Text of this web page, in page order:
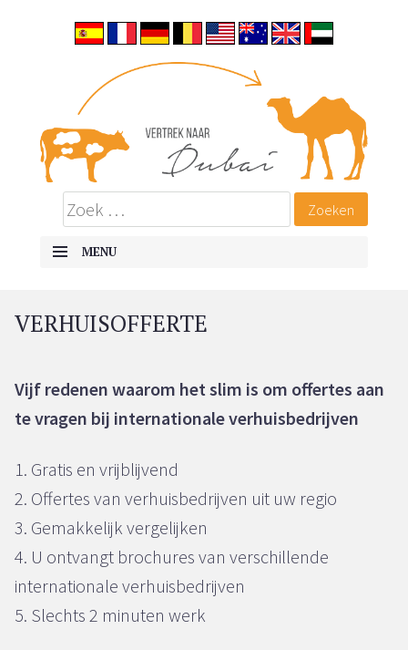
Vertrek naar Dubai
ALLES OVER EMIGREREN NAAR DUBAI
MENU
VERHUISOFFERTE
Vijf redenen waarom het slim is om offertes aan
te vragen bij internationale verhuisbedrijven
1. Gratis en vrijblijvend
2. Offertes van verhuisbedrijven uit uw regio
3. Gemakkelijk vergelijken
4. U ontvangt brochures van verschillende
internationale verhuisbedrijven
5. Slechts 2 minuten werk